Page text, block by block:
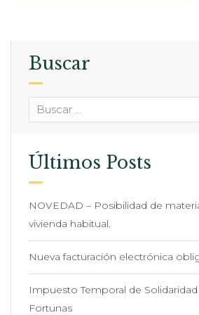
Buscar
Últimos Posts
NOVEDAD – Posibilidad de
vivienda habitual.
Nueva facturación electrónica
Impuesto Temporal de Solidaridad
Fortunas